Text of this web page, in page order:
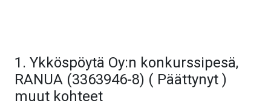
1. Ykköspöytä Oy:n konkurssipesä,
RANUA (3363946-8) ( Päättynyt )
muut kohteet